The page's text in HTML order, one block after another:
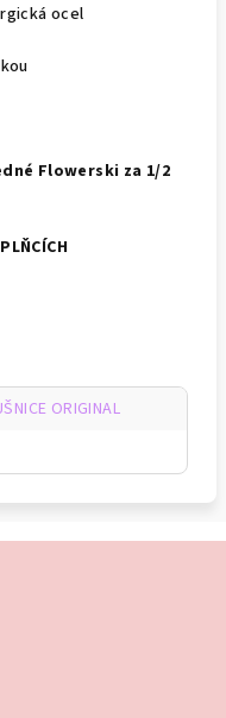
ocel
Flowerski za 1/2
ORIGINAL